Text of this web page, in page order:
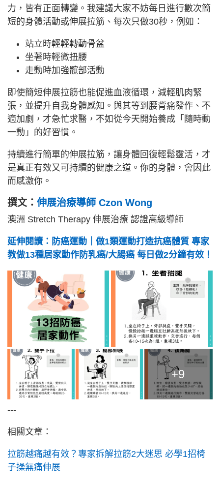
力，皆有正面轉變。我建議大家不妨每日進行數次簡
短的身體活動或伸展拉筋、每次只做30秒，例如：
站立時輕輕轉動骨盆
坐著時輕微扭腰
走動時加強髖部活動
即使簡短伸展拉筋也能促進血液循環，減輕肌肉緊
張，並提升自我身體感知。與其等到腰背痛發作、不
適加劇，才急忙求醫，不如從今天開始養成「隨時動
一動」的好習慣。
持續進行簡單的伸展拉筋，讓身體回復輕鬆靈活，才
是真正有效又可持續的健康之道。你的身體，會因此
而感激你。
撰文： 伸展治療導師 Czon Wong
澳洲 Stretch Therapy 伸展治療 認證高級導師
延伸閱讀：防癌運動｜做1類運動打造抗癌體質 專家
教做13種居家動作防乳癌/大腸癌 每日做2分鐘有效！
+9
---
相關文章：
拉筋越痛越有效？專家拆解拉筋2大迷思 必學1招椅
子操無痛伸展